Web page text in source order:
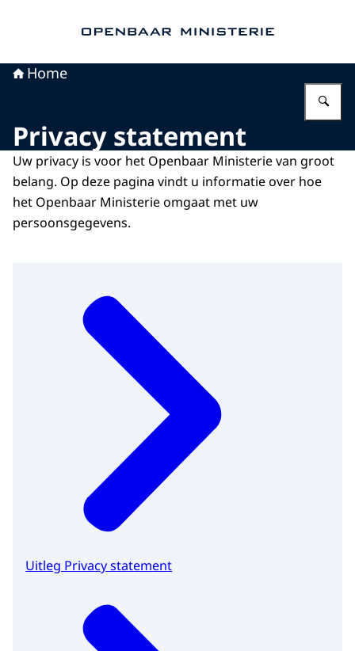
Home
Privacy statement
Uw privacy is voor het Openbaar Ministerie van groot
belang. Op deze pagina vindt u informatie over hoe
het Openbaar Ministerie omgaat met uw
persoonsgegevens.
Uitleg Privacy statement